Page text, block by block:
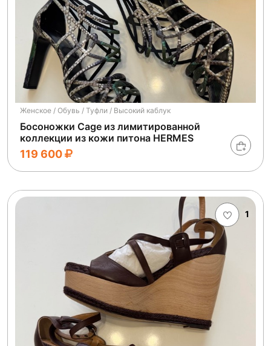
Женское / Обувь / Туфли / Высокий каблук
Босоножки Cage из лимитированной
коллекции из кожи питона HERMES
119 600
1